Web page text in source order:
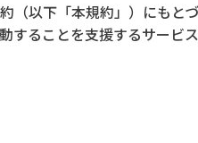
（以下「本規約」）にもと
ることを支援するサービ